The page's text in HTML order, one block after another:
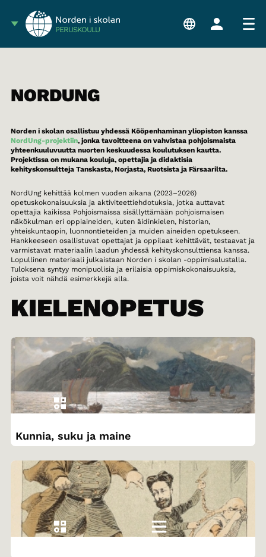
PERUSKOULU
NORDUNG
Norden i skolan osallistuu yhdessä Kööpenhaminan yliopiston kanssa
NordUng-projektiin, jonka tavoitteena on vahvistaa pohjoismaista
yhteenkuuluvuutta nuorten keskuudessa koulutuksen kautta.
Projektissa on mukana kouluja, opettajia ja didaktisia
kehityskonsultteja Tanskasta, Norjasta, Ruotsista ja Färsaarilta.
NordUng kehittää kolmen vuoden aikana (2023–2026)
opetuskokonaisuuksia ja aktiviteettiehdotuksia, jotka auttavat
opettajia kaikissa Pohjoismaissa sisällyttämään pohjoismaisen
näkökulman eri oppiaineiden, kuten äidinkielen, historian,
yhteiskuntaopin, luonnontieteiden ja muiden aineiden opetukseen.
Hankkeeseen osallistuvat opettajat ja oppilaat kehittävät, testaavat ja
varmistavat materiaalin laadun yhdessä kehityskonsulttiensa kanssa.
Lopullinen materiaali julkaistaan Norden i skolan -oppimisalustalla.
Tuloksena syntyy monipuolisia ja erilaisia oppimiskokonaisuuksia,
joista voit nähdä esimerkkejä alla.
KIELENOPETUS
Kunnia, suku ja maine